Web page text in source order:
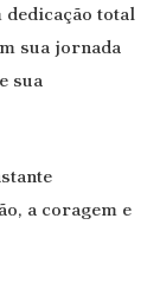
total
sua jornada
sua
a coragem e